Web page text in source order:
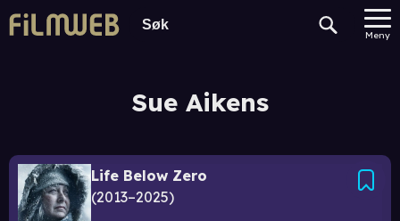
Meny
Sue Aikens
Life Below Zero
2013–2025